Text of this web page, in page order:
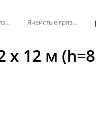
Ячеистые грязезащитные покрытия Ячеистые грязезащитные покрытия «Змейка» (Zig-Zag)
х 12 м